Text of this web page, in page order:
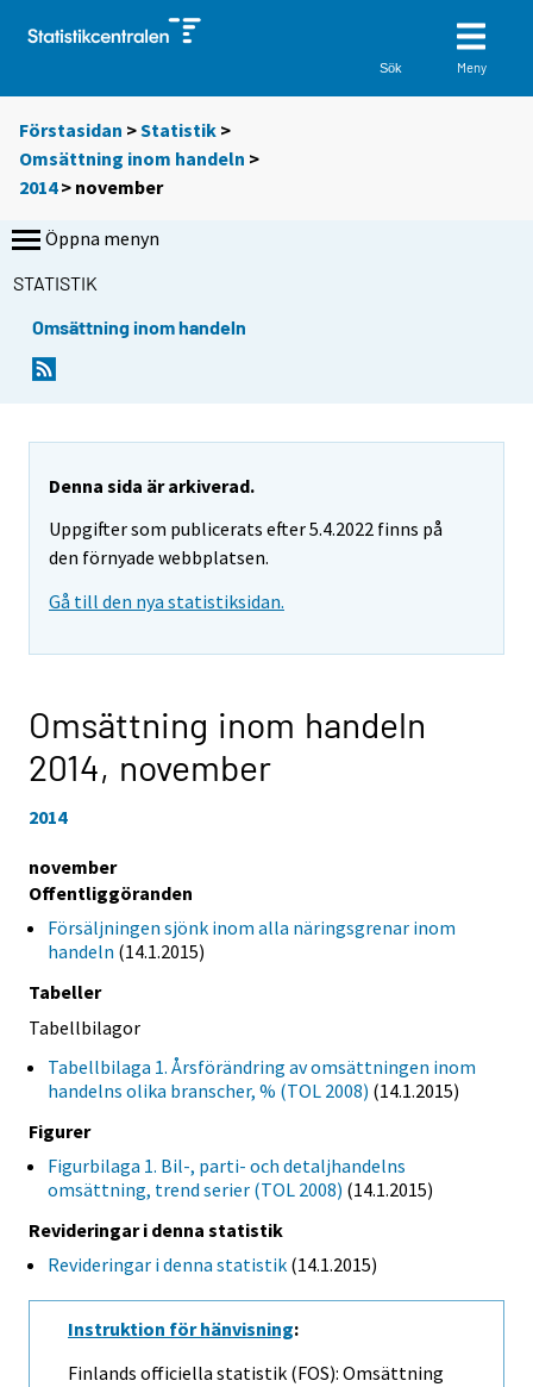
Sök Meny
Förstasidan >Statistik >
Omsättning inom handeln >
2014> november
Öppna menyn
STATISTIK
Omsättning inom handeln
Denna sida är arkiverad.
Uppgifter som publicerats efter 5.4.2022 finns på
den förnyade webbplatsen.
Gå till den nya statistiksidan.
Omsättning inom handeln
2014, november
2014
november
Offentliggöranden
Försäljningen sjönk inom alla näringsgrenar inom
handeln (14.1.2015)
Tabeller
Tabellbilagor
Tabellbilaga 1. Årsförändring av omsättningen inom
handelns olika branscher, % (TOL 2008) (14.1.2015)
Figurer
Figurbilaga 1. Bil-, parti- och detaljhandelns
omsättning, trend serier (TOL 2008) (14.1.2015)
Revideringar i denna statistik
Revideringar i denna statistik (14.1.2015)
Instruktion för hänvisning:
Finlands officiella statistik (FOS): Omsättning